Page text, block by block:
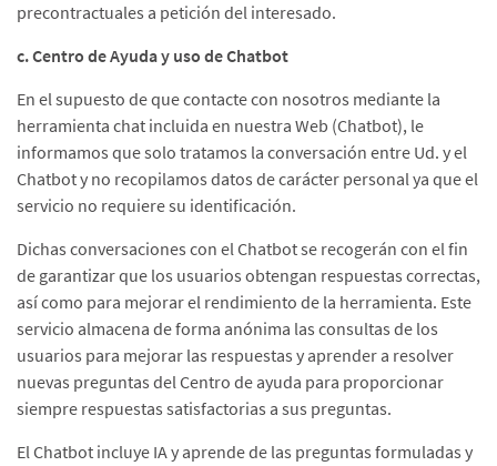
precontractuales a petición del interesado.
c. Centro de Ayuda y uso de Chatbot
En el supuesto de que contacte con nosotros mediante la
herramienta chat incluida en nuestra Web (Chatbot), le
informamos que solo tratamos la conversación entre Ud. y el
Chatbot y no recopilamos datos de carácter personal ya que el
servicio no requiere su identificación.
Dichas conversaciones con el Chatbot se recogerán con el fin
de garantizar que los usuarios obtengan respuestas correctas,
así como para mejorar el rendimiento de la herramienta. Este
servicio almacena de forma anónima las consultas de los
usuarios para mejorar las respuestas y aprender a resolver
nuevas preguntas del Centro de ayuda para proporcionar
siempre respuestas satisfactorias a sus preguntas.
El Chatbot incluye IA y aprende de las preguntas formuladas y